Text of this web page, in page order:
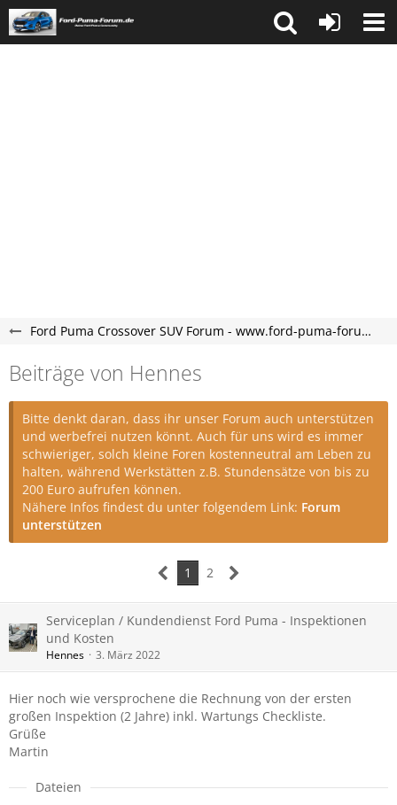
Ford Puma Crossover SUV Forum - www.ford-puma-forum.de
Beiträge von Hennes
Bitte denkt daran, dass ihr unser Forum auch unterstützen
und werbefrei nutzen könnt. Auch für uns wird es immer
schwieriger, solch kleine Foren kostenneutral am Leben zu
halten, während Werkstätten z.B. Stundensätze von bis zu
200 Euro aufrufen können.
Nähere Infos findest du unter folgendem Link: Forum
unterstützen
1 2
Serviceplan / Kundendienst Ford Puma - Inspektionen
und Kosten
Hennes 3. März 2022
Hier noch wie versprochene die Rechnung von der ersten
großen Inspektion (2 Jahre) inkl. Wartungs Checkliste.
Grüße
Martin
Dateien